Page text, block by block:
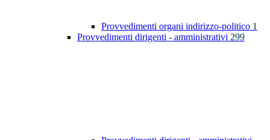
Provvedimenti organi indirizzo-politico 1
Provvedimenti dirigenti - amministrativi 299